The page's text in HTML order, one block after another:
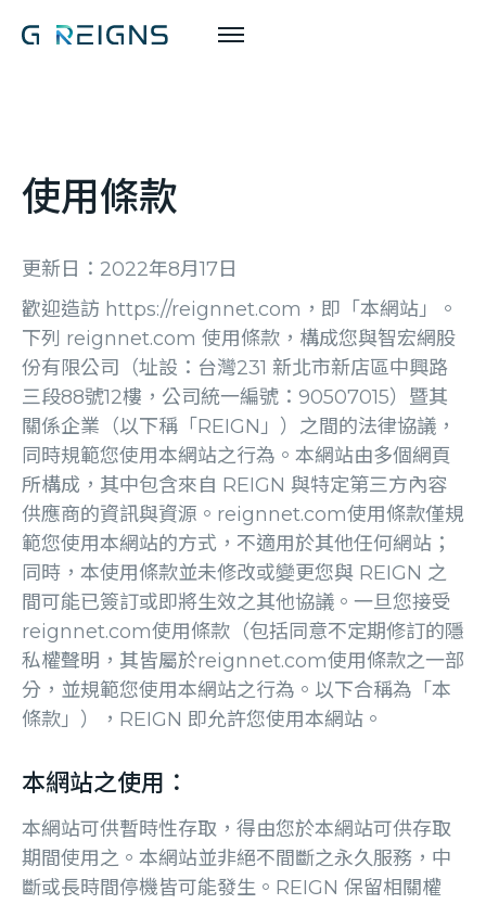
使用條款
更新日：2022年8月17日
歡迎造訪 https://reignnet.com，即「本網站」。
下列 reignnet.com 使用條款，構成您與智宏網股
份有限公司（址設：台灣231 新北市新店區中興路
三段88號12樓，公司統一編號：90507015）暨其
關係企業（以下稱「REIGN」）之間的法律協議，
同時規範您使用本網站之行為。本網站由多個網頁
所構成，其中包含來自 REIGN 與特定第三方內容
供應商的資訊與資源。reignnet.com使用條款僅規
範您使用本網站的方式，不適用於其他任何網站；
同時，本使用條款並未修改或變更您與 REIGN 之
間可能已簽訂或即將生效之其他協議。一旦您接受
reignnet.com使用條款（包括同意不定期修訂的隱
私權聲明，其皆屬於reignnet.com使用條款之一部
分，並規範您使用本網站之行為。以下合稱為「本
條款」），REIGN 即允許您使用本網站。
本網站之使用：
本網站可供暫時性存取，得由您於本網站可供存取
期間使用之。本網站並非絕不間斷之永久服務，中
斷或長時間停機皆可能發生。REIGN 保留相關權